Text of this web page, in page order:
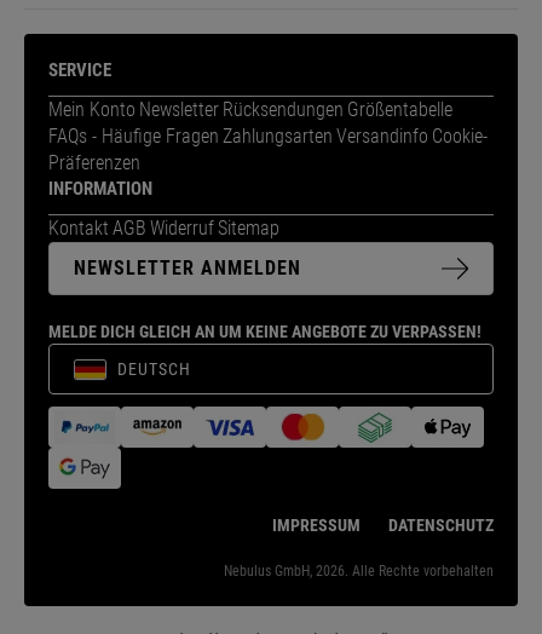
SERVICE
Mein Konto Newsletter Rücksendungen Größentabelle
FAQs - Häufige Fragen Zahlungsarten Versandinfo Cookie-
Präferenzen
INFORMATION
Kontakt AGB Widerruf Sitemap
NEWSLETTER ANMELDEN
MELDE DICH GLEICH AN UM KEINE ANGEBOTE ZU VERPASSEN!
DEUTSCH
IMPRESSUM DATENSCHUTZ
Nebulus GmbH, 2026. Alle Rechte vorbehalten